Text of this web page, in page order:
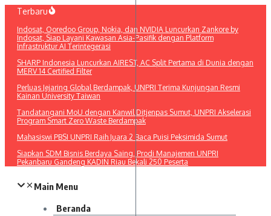
Lewati
konten
Terbaru
Indosat, Ooredoo Group, Nokia, dan NVIDIA Luncurkan Zankore by
Indosat, Siap Layani Kawasan Asia-Pasifik dengan Platform
Infrastruktur AI Terintegerasi
SHARP Indonesia Luncurkan AIREST, AC Split Pertama di Dunia dengan
MERV 14 Certified Filter
Perluas Jejaring Global Berdampak, UNPRI Terima Kunjungan Resmi
Kainan University Taiwan
Tandatangani MoU dengan Kanwil Ditjenpas Sumut, UNPRI Akselerasi
Program Smart Zero Waste Berdampak
Mahasiswi PBSI UNPRI Raih Juara 2 Baca Puisi Peksimida Sumut
Siapkan SDM Bisnis Berdaya Saing, Prodi Manajemen UNPRI
Pekanbaru Gandeng KADIN Riau Bekali 250 Peserta
Main Menu
Beranda